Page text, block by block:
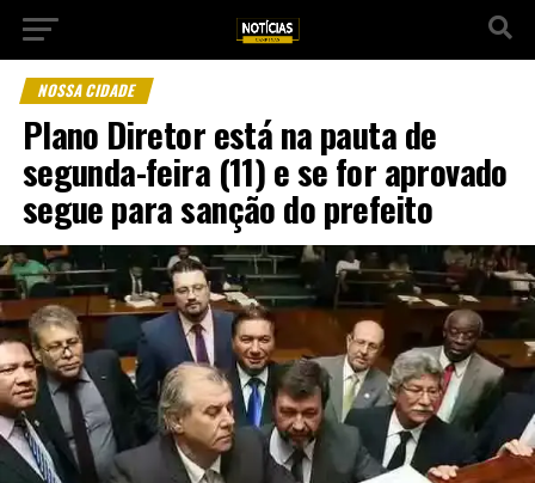
NOSSA CIDADE
Plano Diretor está na pauta de
segunda-feira (11) e se for aprovado
segue para sanção do prefeito